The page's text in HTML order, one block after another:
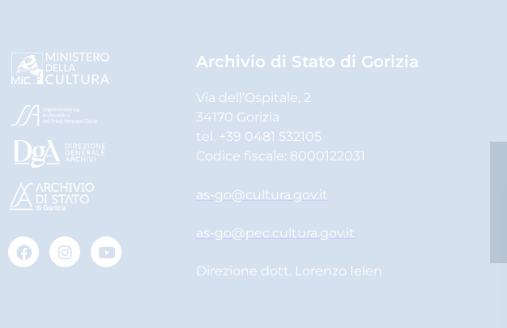
Archivio di Stato di Gorizia
Via dell’Ospitale, 2
34170 Gorizia
tel. +39 0481 532105
Codice fiscale: 8000122031
as-go@cultura.gov.it
as-go@pec.cultura.gov.it
Direzione dott. Lorenzo Ielen